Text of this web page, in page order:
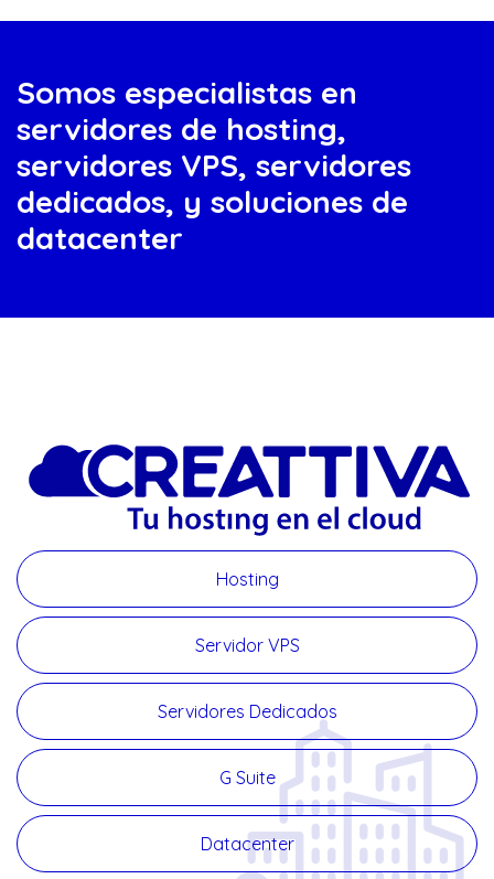
Somos especialistas en
servidores de hosting,
servidores VPS, servidores
dedicados, y soluciones de
datacenter
Hosting
Servidor VPS
Servidores Dedicados
G Suite
Datacenter